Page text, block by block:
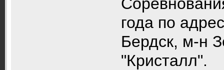
года по
Бердск, м-н
"Кристалл".